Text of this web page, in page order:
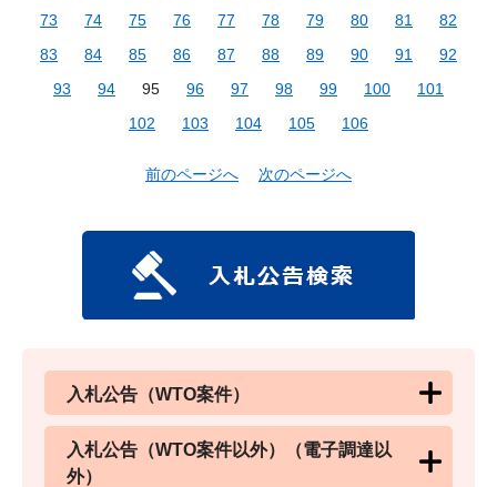
73
74 75 76 77 78 79 80 81
82
83
84 85 86 87 88 89 90 91
92
93
94 95 96 97 98 99 100
101
102
103 104 105 106
前のページへ 次のページへ
入札公告（WTO案件）
入札公告（WTO案件以外）（電子調達以
外）